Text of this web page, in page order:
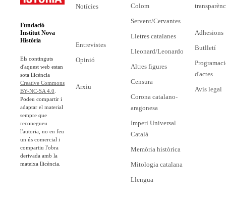
Fundació
Institut Nova
Història
Els continguts
d'aquest web estan
sota llicència
Creative Commons
BY-NC-SA 4.0
Podeu compartir i
adaptar el material
sempre que
reconegueu
l'autoria, no en feu
un ús comercial i
compartiu l'obra
derivada amb la
mateixa llicència.
Notícies
Entrevistes
Opinió
Arxiu
Colom
Servent/Cervantes
Lletres catalanes
Lleonard/Leonardo
Altres figures
Censura
Corona catalano-
aragonesa
Imperi Universal
Català
Memòria històrica
Mitologia catalana
Llengua
Adhesions
Butlletí
d'actes
Avís legal